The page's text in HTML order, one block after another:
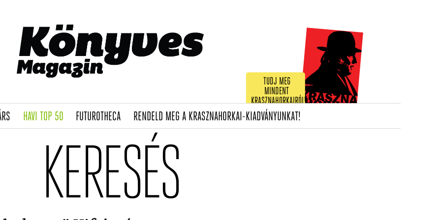
TUDJ MEG
MINDENT
KRASZNAHORKAIRÓL!
(CURRENT)
HAVI TOP 50(CURRENT)
FUTUROTHECA(CURRENT)
RENDELD MEG A KRASZNAHORKAI-KIADVÁNYUNKAT!(CURRENT)
KERESÉS